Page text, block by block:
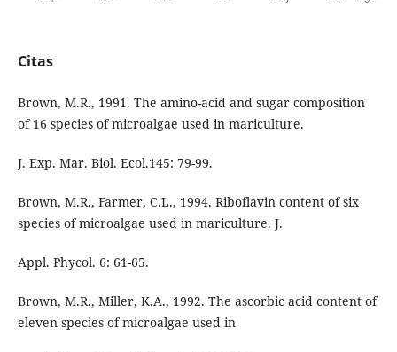
Citas
Brown, M.R., 1991. The amino-acid and sugar composition
of 16 species of microalgae used in mariculture.
J. Exp. Mar. Biol. Ecol.145: 79-99.
Brown, M.R., Farmer, C.L., 1994. Riboflavin content of six
species of microalgae used in mariculture. J.
Appl. Phycol. 6: 61-65.
Brown, M.R., Miller, K.A., 1992. The ascorbic acid content of
eleven species of microalgae used in